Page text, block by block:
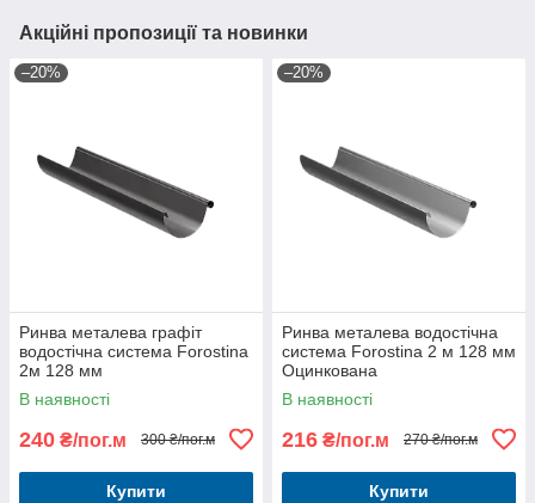
Акційні пропозиції та новинки
–20%
Ринва металева графіт
водостічна система Forostina
2м 128 мм
В наявності
240 ₴/пог.м 300 ₴/пог.м
Купити
–20%
Ринва металева водостічна
система Forostina 2 м 128 мм
Оцинкована
В наявності
216 ₴/пог.м 270 ₴/пог.м
Купити